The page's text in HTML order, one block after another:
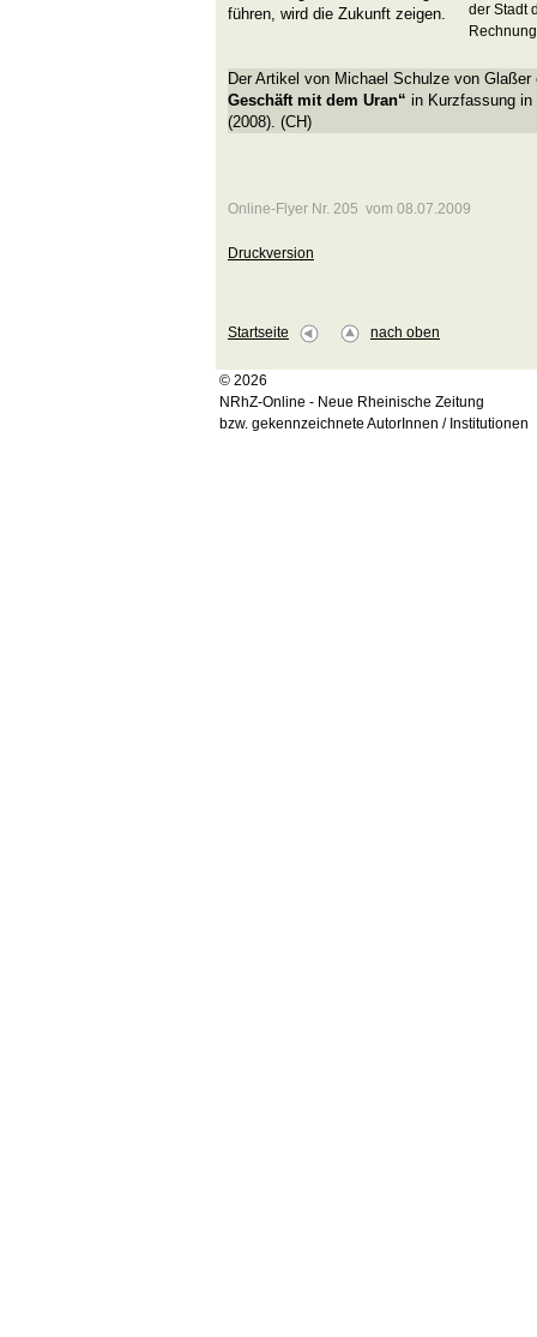
der Stadt
führen, wird die Zukunft zeigen.
Der Artikel von Michael Schulze von
Geschäft mit dem Uran“ in Kurzfassung in
(2008). (CH)
Online-Flyer Nr. 205 vom 08.07.2009
Druckversion
Startseite nach oben
© 2026
NRhZ-Online - Neue Rheinische Zeitung
bzw. gekennzeichnete AutorInnen / Institutionen